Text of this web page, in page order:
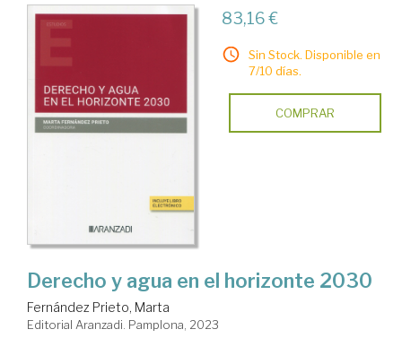
83,16 €
Sin Stock. Disponible en
7/10 días.
COMPRAR
Derecho y agua en el horizonte 2030
Fernández Prieto, Marta
Editorial Aranzadi. Pamplona, 2023